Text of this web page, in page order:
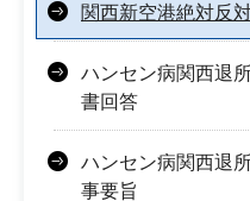
関西新空港絶対反
ハンセン病関西退
書回答
ハンセン病関西退
事要旨